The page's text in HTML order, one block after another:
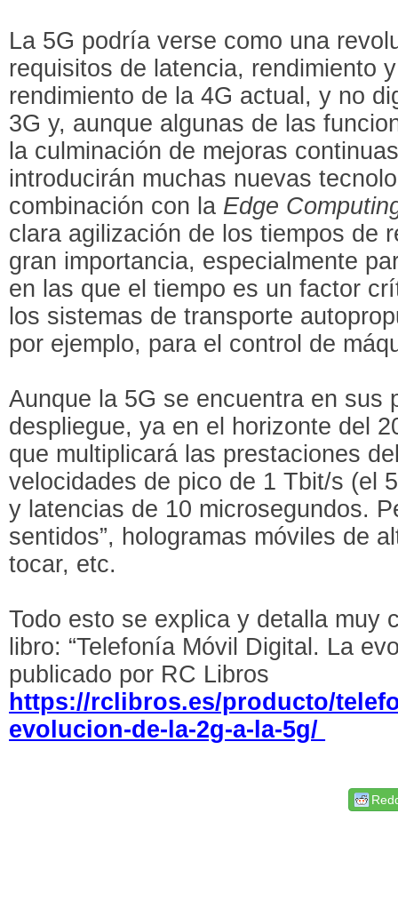
La 5G podría verse como una
requisitos de latencia, rendimiento
rendimiento de la 4G actual, y no
3G y, aunque algunas de las
la culminación de mejoras
introducirán muchas nuevas
combinación con la Edge
clara agilización de los tiempos de
gran importancia, especialmente
en las que el tiempo es un factor
los sistemas de transporte
por ejemplo, para el control de
Aunque la 5G se encuentra en sus
despliegue, ya en el horizonte del
que multiplicará las prestaciones
velocidades de pico de 1 Tbit/s (el
y latencias de 10 microsegundos.
sentidos”, hologramas móviles de
tocar, etc.
Todo esto se explica y detalla muy
libro: “Telefonía Móvil Digital. La
publicado por RC Libros
https://rclibros.es/producto/
evolucion-de-la-2g-a-la-5g/